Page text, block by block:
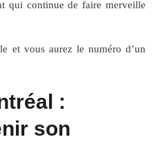
qui continue de faire merveille
et vous aurez le numéro d’un
:
son